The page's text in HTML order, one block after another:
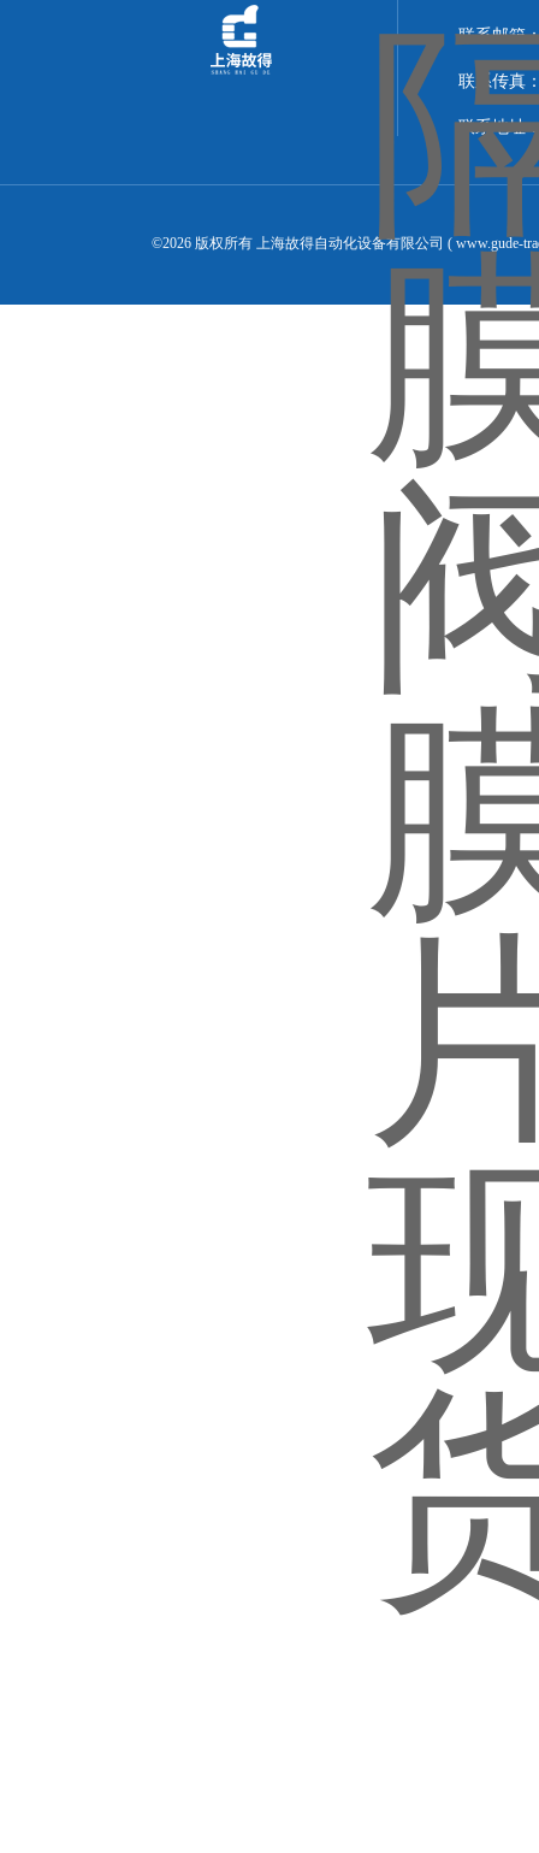
联系邮箱
联系传真
联系地址
©2026 版权所有 上海故得自动化设备有限公司 ( www.gude-